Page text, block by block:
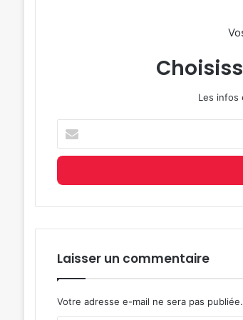
Les infos
votre
adresse
mail
Laisser un commentaire
Votre adresse e-mail ne sera pas publiée.